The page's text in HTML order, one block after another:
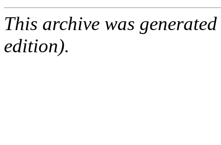
This archive was
edition).